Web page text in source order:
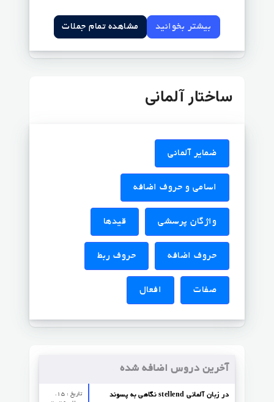
بیشتر بخوانید مشاهده تمام جملات
ساختار آلمانی
ضمایر آلمانی
اسامی و حروف اضافه
واژگان پرسشی قیدها
حروف اضافه حروف ربط
صفات افعال
آخرین دروس اضافه شده
تاریخ : 15.
نگاهی به پسوند stellend در زبان آلمانی